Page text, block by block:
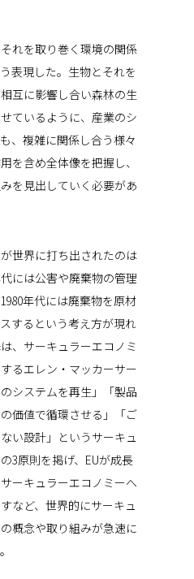
れを取り巻く環境の関係
表現した。生物とそれを
互に影響し合い森林の生
ているように、産業のシ
、複雑に関係し合う様々
を含め全体像を把握し、
を見出していく必要があ
世界に打ち出されたのは
には公害や廃棄物の管理
年代には廃棄物を原材
するという考え方が現れ
、サーキュラーエコノミ
るエレン・マッカーサー
システムを再生」「製品
価値で循環させる」「ご
い設計」というサーキュ
3原則を掲げ、EUが成長
ーキュラーエコノミーへ
など、世界的にサーキュ
概念や取り組みが急速に